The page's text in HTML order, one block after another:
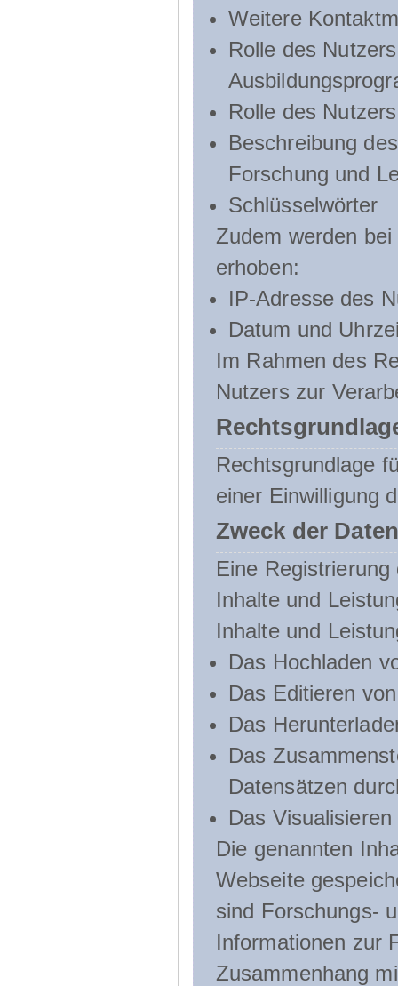
Weitere
Rolle des
Rolle des
Beschreibung
Forschung und
Schlüsselwörter
Zudem werden
erhoben:
IP-Adresse des
Datum und
Im Rahmen des
Nutzers zur
Rechtsgrundlage
einer Einwilligung
Zweck der
Eine
Inhalte und
Inhalte und
Das Hochladen
Das Editieren
Das
Das
Datensätzen
Das
Die genannten
Webseite
sind Forschungs-
Informationen zur
Zusammenhang